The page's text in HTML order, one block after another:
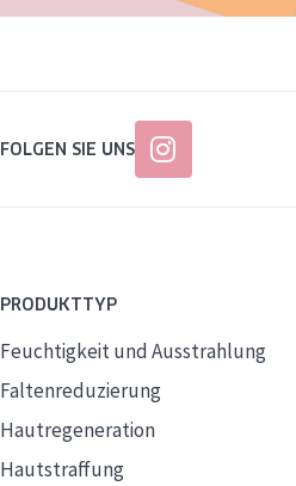
FOLGEN SIE UNS
PRODUKTTYP
Feuchtigkeit und Ausstrahlung
Faltenreduzierung
Hautregeneration
Hautstraffung